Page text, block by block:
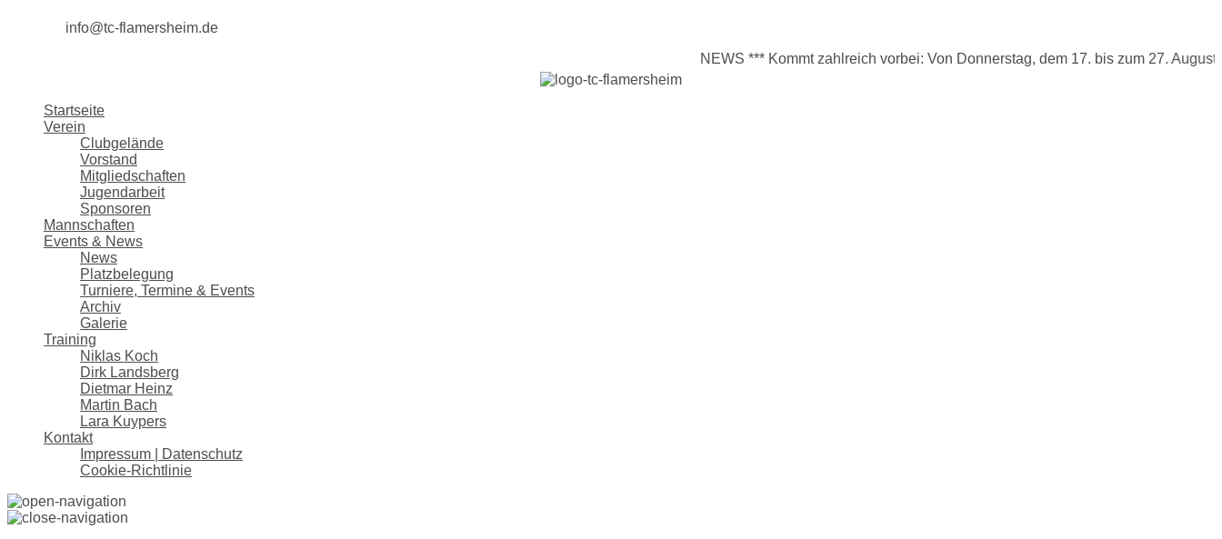
info@tc-flamersheim.de
NEWS *** Kommt zahlreich vorbei: Von Donnerstag, dem 17. bis zum 27. August
Startseite
Verein
Clubgelände
Vorstand
Mitgliedschaften
Jugendarbeit
Sponsoren
Mannschaften
Events & News
News
Platzbelegung
Turniere, Termine & Events
Archiv
Galerie
Training
Niklas Koch
Dirk Landsberg
Dietmar Heinz
Martin Bach
Lara Kuypers
Kontakt
Impressum | Datenschutz
Cookie-Richtlinie